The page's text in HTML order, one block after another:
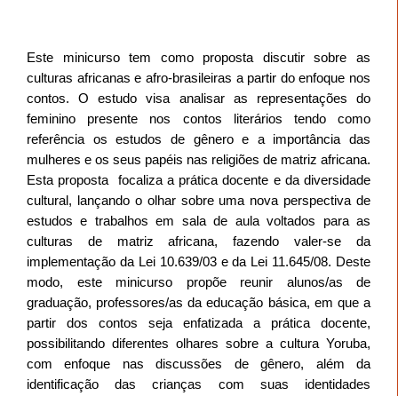
Este minicurso tem como proposta discutir sobre as
culturas africanas e afro-brasileiras a partir do enfoque nos
contos. O estudo visa analisar as representações do
feminino presente nos contos literários tendo como
referência os estudos de gênero e a importância das
mulheres e os seus papéis nas religiões de matriz africana.
Esta proposta focaliza a prática docente e da diversidade
cultural, lançando o olhar sobre uma nova perspectiva de
estudos e trabalhos em sala de aula voltados para as
culturas de matriz africana, fazendo valer-se da
implementação da Lei 10.639/03 e da Lei 11.645/08. Deste
modo, este minicurso propõe reunir alunos/as de
graduação, professores/as da educação básica, em que a
partir dos contos seja enfatizada a prática docente,
possibilitando diferentes olhares sobre a cultura Yoruba,
com enfoque nas discussões de gênero, além da
identificação das crianças com suas identidades